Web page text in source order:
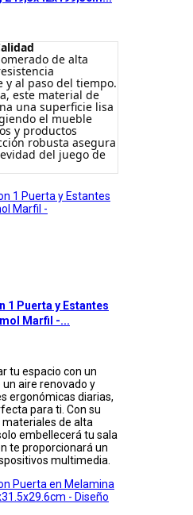
de alta
y al paso del tiempo.
este material de
una superficie lisa
el mueble
y productos
robusta asegura
del juego de
1 Puerta y Estantes
Marfil -...
tu espacio con un
aire renovado y
ergonómicas diarias,
para ti. Con su
de alta
embellecerá tu sala
te proporcionará un
multimedia.